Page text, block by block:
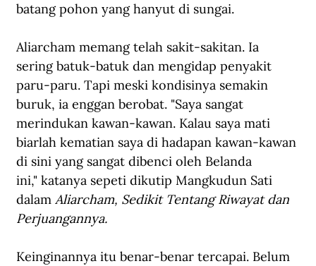
batang pohon yang hanyut di sungai.
Aliarcham memang telah sakit-sakitan. Ia
sering batuk-batuk dan mengidap penyakit
paru-paru. Tapi meski kondisinya semakin
buruk, ia enggan berobat. "Saya sangat
merindukan kawan-kawan. Kalau saya mati
biarlah kematian saya di hadapan kawan-kawan
di sini yang sangat dibenci oleh Belanda
ini," katanya sepeti dikutip Mangkudun Sati
dalam Aliarcham, Sedikit Tentang Riwayat dan
Perjuangannya.
Keinginannya itu benar-benar tercapai. Belum